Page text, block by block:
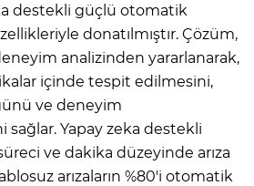
destekli güçlü otomatik
donatılmıştır. Çözüm,
analizinden yararlanarak,
içinde tespit edilmesini,
ve deneyim
Yapay zeka destekli
ve dakika düzeyinde arıza
arızaların %80'i otomatik